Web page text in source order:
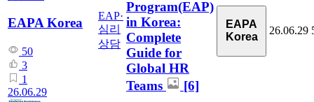
EAPA Korea
50
3
1
26.06.29
EAP·
심리
상담
Program(EAP)
in Korea:
Complete
Guide for
Global HR
Teams
[6]
EAPA
Korea
26.06.29